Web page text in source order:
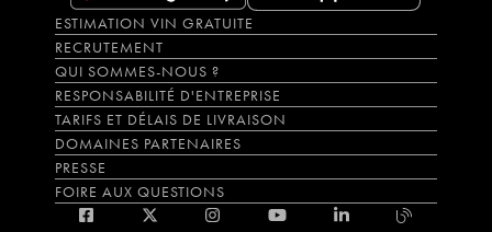
ESTIMATION VIN GRATUITE
RECRUTEMENT
QUI SOMMES-NOUS ?
RESPONSABILITÉ D'ENTREPRISE
TARIFS ET DÉLAIS DE LIVRAISON
DOMAINES PARTENAIRES
PRESSE
FOIRE AUX QUESTIONS